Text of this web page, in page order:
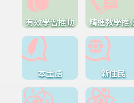
有效學習推動 精進教學推
本土語 新住民